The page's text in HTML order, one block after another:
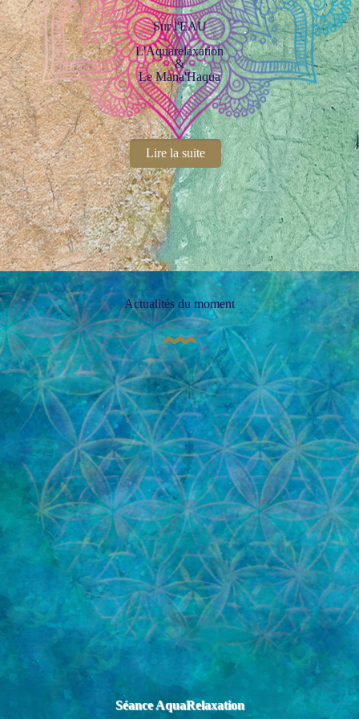
Sur l'EAU
L'Aquarelaxation
&
Le Mana'Haqua
Lire la suite
Actualités du moment
Séance AquaRelaxation